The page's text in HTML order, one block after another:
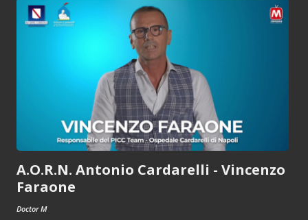
A.O.R.N. Antonio Cardarelli - Vincenzo
Faraone
Doctor M